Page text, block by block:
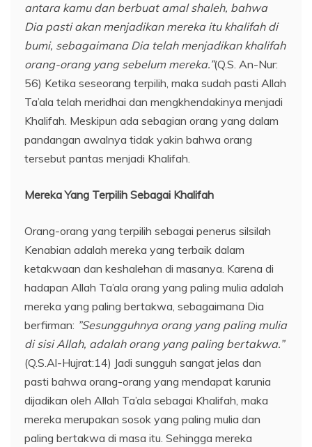
antara kamu dan berbuat amal shaleh, bahwa
Dia pasti akan menjadikan mereka itu khalifah di
bumi, sebagaimana Dia telah menjadikan khalifah
orang-orang yang sebelum mereka.”(Q.S. An-Nur:
56) Ketika seseorang terpilih, maka sudah pasti Allah
Ta’ala telah meridhai dan mengkhendakinya menjadi
Khalifah. Meskipun ada sebagian orang yang dalam
pandangan awalnya tidak yakin bahwa orang
tersebut pantas menjadi Khalifah.
Mereka Yang Terpilih Sebagai Khalifah
Orang-orang yang terpilih sebagai penerus silsilah
Kenabian adalah mereka yang terbaik dalam
ketakwaan dan keshalehan di masanya. Karena di
hadapan Allah Ta’ala orang yang paling mulia adalah
mereka yang paling bertakwa, sebagaimana Dia
berfirman: ”Sesungguhnya orang yang paling mulia
di sisi Allah, adalah orang yang paling bertakwa.”
(Q.S.Al-Hujrat:14) Jadi sungguh sangat jelas dan
pasti bahwa orang-orang yang mendapat karunia
dijadikan oleh Allah Ta’ala sebagai Khalifah, maka
mereka merupakan sosok yang paling mulia dan
paling bertakwa di masa itu. Sehingga mereka